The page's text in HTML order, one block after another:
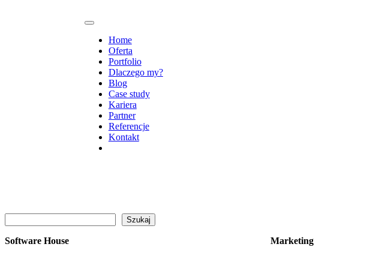
Home
Oferta
Portfolio
Dlaczego my?
Blog
Case study
Kariera
Partner
Referencje
Kontakt
Szukaj
Software House Marketing